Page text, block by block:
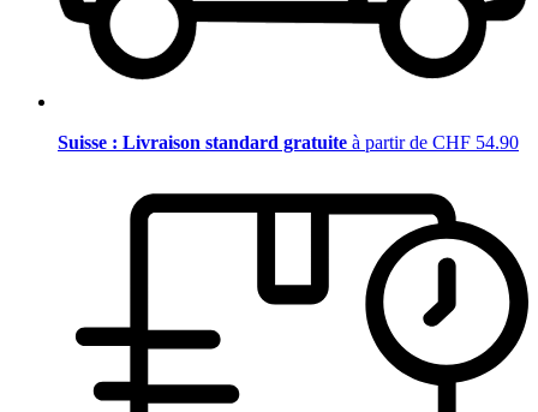
Suisse : Livraison standard gratuite à partir de CHF 54.90